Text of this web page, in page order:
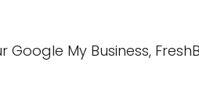
Google My Business,